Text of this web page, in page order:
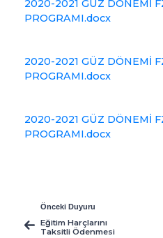
2020-2021 GÜZ DÖNEMİ
PROGRAMI.docx
2020-2021 GÜZ DÖNEMİ
PROGRAMI.docx
2020-2021 GÜZ DÖNEMİ
PROGRAMI.docx
Önceki Duyuru
Eğitim Harçlarını
Taksitli Ödenmesi